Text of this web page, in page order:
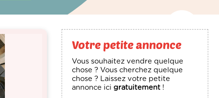
Votre petite annonce
Vous souhaitez vendre quelque
chose ? Vous cherchez quelque
chose ? Laissez votre petite
annonce icigratuitement !